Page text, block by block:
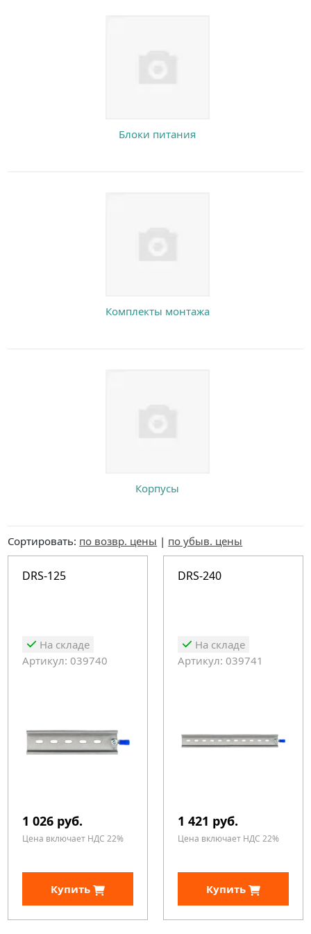
Блоки питания
Комплекты монтажа
Корпусы
Сортировать: по возвр. цены | по убыв. цены
DRS-125
На складе
Артикул: 039740
1 026 руб.
Цена включает НДС 22%
Купить
DRS-240
На складе
Артикул: 039741
1 421 руб.
Цена включает НДС 22%
Купить